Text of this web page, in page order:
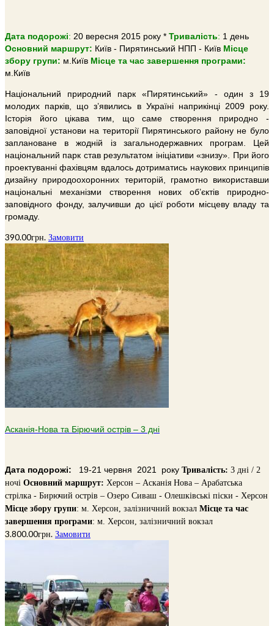
Дата подорожі: 20 вересня 2015 року * Тривалiсть: 1 день
Основний маршрут: Київ - Пирятинський НПП - Київ Місце
збору групи: м.Київ Місце та час завершення програми:
м.Київ
Національний природний парк «Пирятинський» - один з 19
молодих парків, що з’явились в Україні наприкінці 2009 року.
Історія його цікава тим, що саме створення природно -
заповідної установи на території Пирятинського району не було
заплановане в жодній із загальнодержавних програм. Цей
національний парк став результатом ініціативи «знизу». При його
проектуванні фахівцям вдалось дотриматись наукових принципів
дизайну природоохоронних територій, грамотно використавши
національні механізми створення нових об’єктів природно-
заповідного фонду, залучивши до цієї роботи місцеву владу та
громаду.
390.00грн. Замовити
Асканія-Нова та Бірючий острів – 3 дні
Дата подорожі: 19-21 червня 2021 року Тривалiсть: 3 дні / 2
ночі Основний маршрут: Херсон – Асканія Нова – Арабатська
стрілка - Бирючий острів – Озеро Сиваш - Олешківські піски - Херсон
Місце збору групи: м. Херсон, залізничний вокзал Місце та час
завершення програми: м. Херсон, залізничний вокзал
3.800.00грн. Замовити